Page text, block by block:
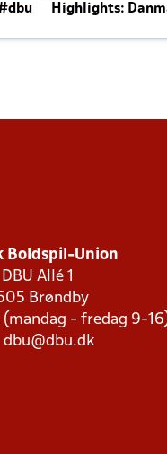
Highlights:
Boldspil-Union
DBU Allé 1
Brøndby
(mandag - fredag 9-
dbu@dbu.dk